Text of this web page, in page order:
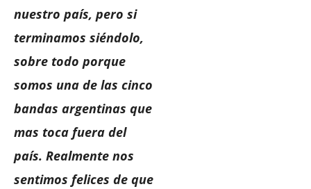
nuestro país, pero si
terminamos siéndolo,
sobre todo porque
somos una de las cinco
bandas argentinas que
mas toca fuera del
país. Realmente nos
sentimos felices de que